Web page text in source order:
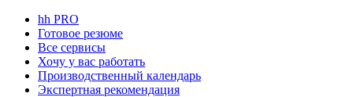
hh PRO
Готовое резюме
Все сервисы
Хочу у вас работать
Производственный календарь
Экспертная рекомендация